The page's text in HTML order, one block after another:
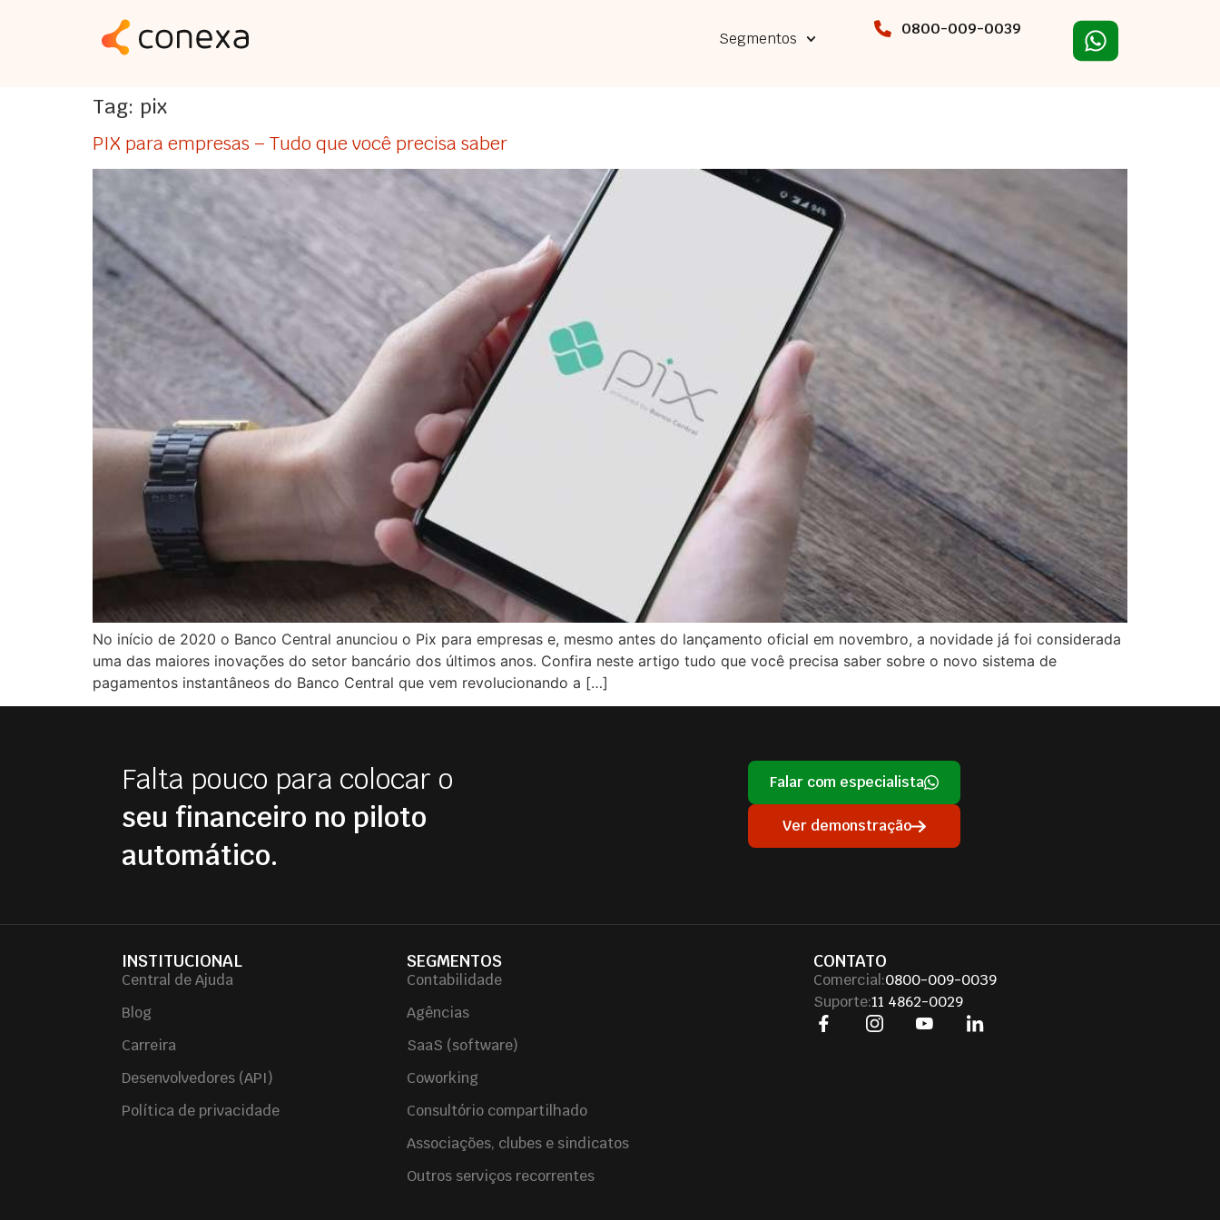
Segmentos
0800-009-0039
Tag: pix
PIX para empresas – Tudo que você precisa saber
No início de 2020 o Banco Central anunciou o Pix para empresas e, mesmo antes do lançamento oficial em novembro, a novidade já foi considerada
uma das maiores inovações do setor bancário dos últimos anos. Confira neste artigo tudo que você precisa saber sobre o novo sistema de
pagamentos instantâneos do Banco Central que vem revolucionando a […]
Falta pouco para colocar o
seu financeiro no piloto
automático.
Falar com especialista
Ver demonstração
INSTITUCIONAL
Central de Ajuda
Blog
Carreira
Desenvolvedores (API)
Política de privacidade
SEGMENTOS
Contabilidade
Agências
SaaS (software)
Coworking
Consultório compartilhado
Associações, clubes e sindicatos
Outros serviços recorrentes
CONTATO
Comercial:0800-009-0039
Suporte:11 4862-0029